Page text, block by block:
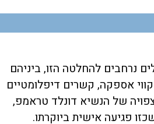
נרחבים להחלטה הזו, ביניהם
אספקה, קשרים דיפלומטיים
של הנשיא דונלד טראמפ,
פגיעה אישית ביוקרתו.